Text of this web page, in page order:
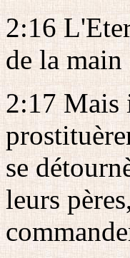
2:16
de la
2:17 Mais
se
leurs